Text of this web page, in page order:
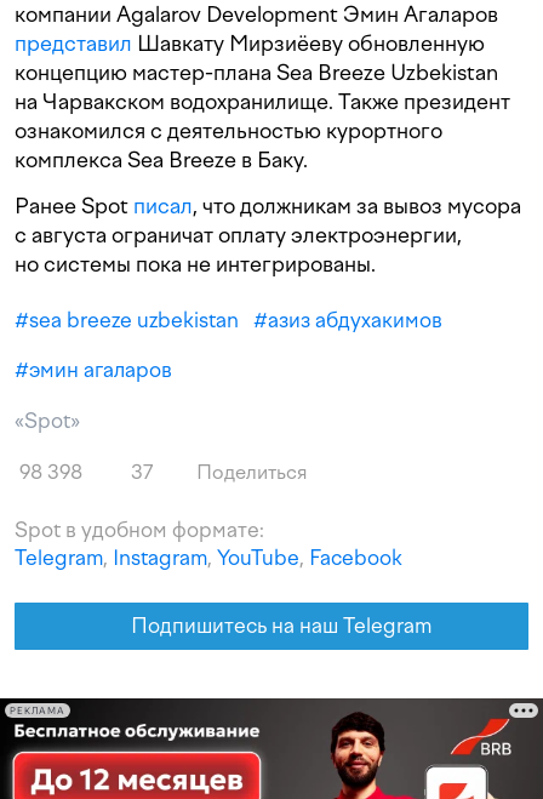
компании Agalarov Development Эмин Агаларов
представил Шавкату Мирзиёеву обновленную
концепцию мастер-плана Sea Breeze Uzbekistan
на Чарвакском водохранилище. Также президент
ознакомился с деятельностью курортного
комплекса Sea Breeze в Баку.
Ранее Spot писал, что должникам за вывоз мусора
с августа ограничат оплату электроэнергии,
но системы пока не интегрированы.
#sea breeze uzbekistan #азиз абдухакимов
#эмин агаларов
«Spot»
98 398 37 Поделиться
Spot в удобном формате:
Telegram, Instagram, YouTube, Facebook
Подпишитесь на наш Telegram
РЕКЛАМА